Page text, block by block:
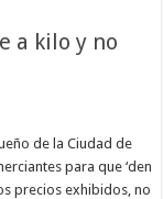
a kilo y no
de la Ciudad de
para que ‘den
precios exhibidos, no